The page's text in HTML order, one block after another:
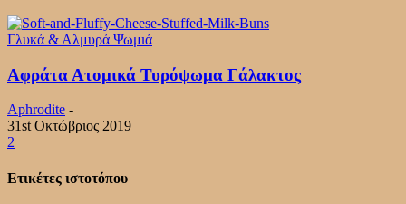
Γλυκά & Αλμυρά Ψωμιά
Αφράτα Ατομικά Τυρόψωμα Γάλακτος
Aphrodite -
31st Οκτώβριος 2019
2
Ετικέτες ιστοτόπου